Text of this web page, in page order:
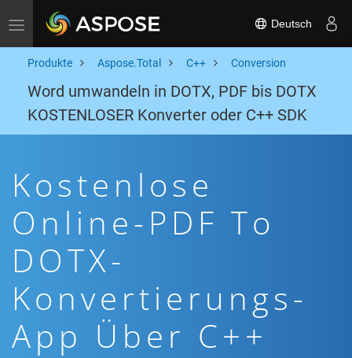
Toggle navigation Deutsch
Produkte Aspose.Total C++ Conversion
Word umwandeln in DOTX, PDF bis DOTX
KOSTENLOSER Konverter oder C++ SDK
Kostenlose
Online-PDF To
DOTX-
Konvertierungs-
App Über C++